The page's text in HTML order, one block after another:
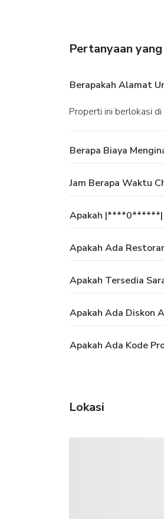
Pertanyaan
Berapakah Alamat
Properti ini berlokasi
Berapa Biaya
Jam Berapa Waktu
Apakah |****0******|
Apakah Ada
Apakah Tersedia
Apakah Ada Diskon
Apakah Ada Kode
Lokasi